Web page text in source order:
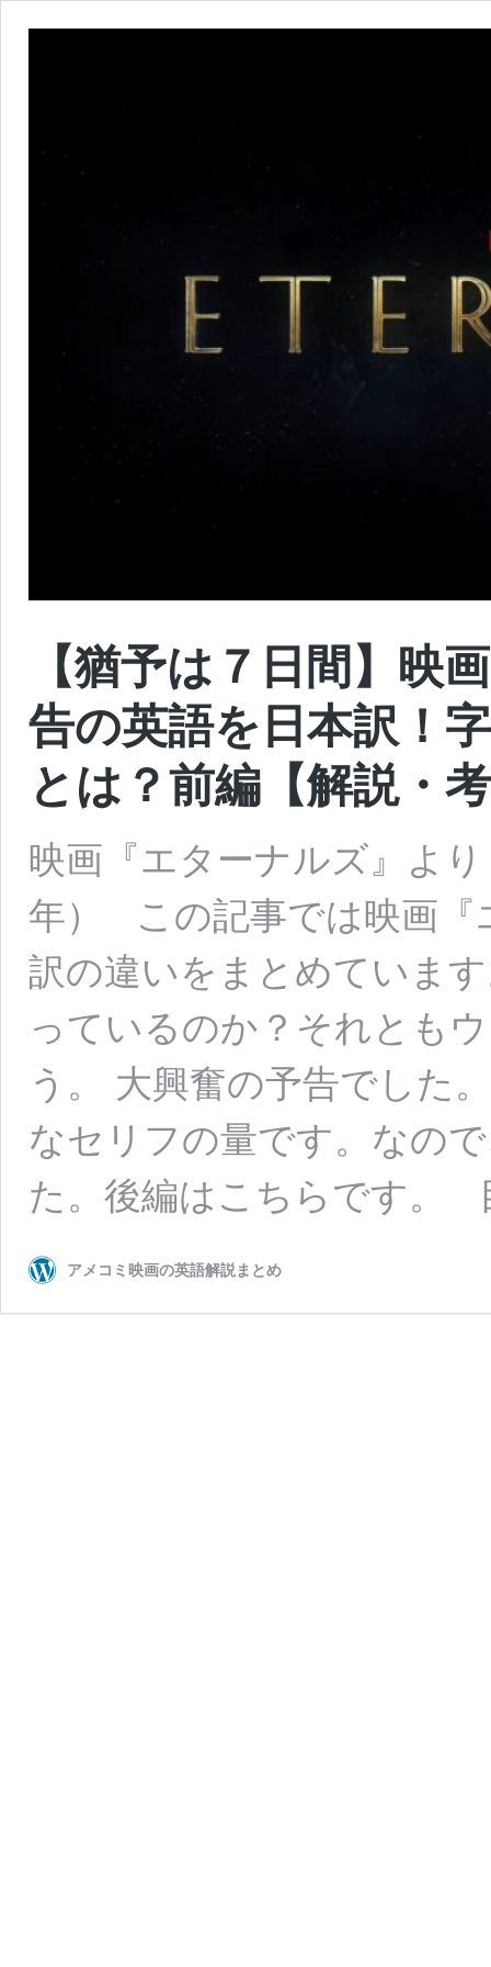
【猶予は７日間】映
告の英語を日本訳！
とは？前編【解説・
映画『エターナルズ』よ
年） この記事では映画『
訳の違いをまとめていま
っているのか？それとも
う。 大興奮の予告でした
なセリフの量です。なの
た。後編はこちらです。
アメコミ映画の英語解説まとめ